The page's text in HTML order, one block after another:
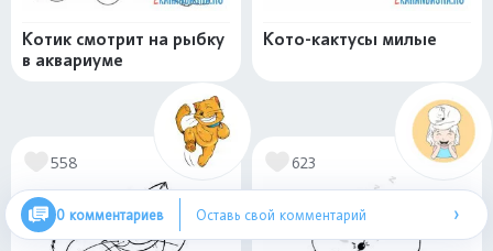
Котик смотрит на рыбку
в аквариуме
Кото-кактусы милые
558 623
0 комментариев Оставь свой комментарий ›